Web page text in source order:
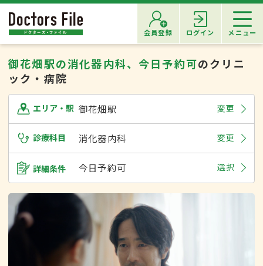
会員登録 ログイン メニュー
御花畑駅の消化器内科、今日予約可のクリニ
ック・病院
エリア・駅 御花畑駅 変更
診療科目 消化器内科 変更
詳細条件 今日予約可 選択